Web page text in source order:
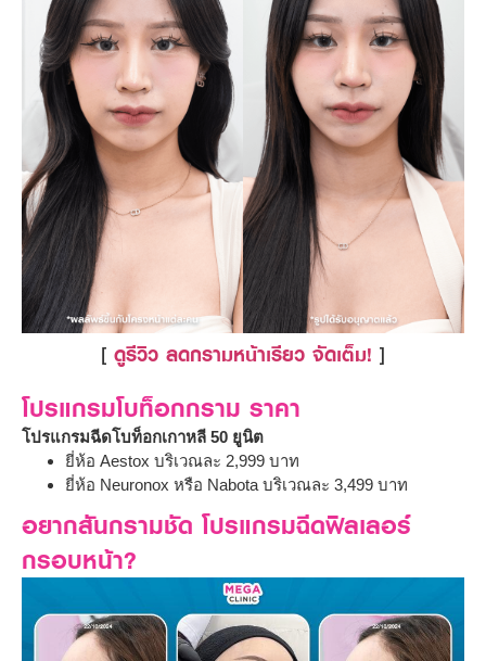
[ ดูรีวิว ลดกรามหน้าเรียว จัดเต็ม! ]
โปรแกรมโบท็อกกราม ราคา
โปรแกรมฉีดโบท็อกเกาหลี 50 ยูนิต
ยี่ห้อ Aestox บริเวณละ 2,999 บาท
ยี่ห้อ Neuronox หรือ Nabota บริเวณละ 3,499 บาท
อยากสันกรามชัด โปรแกรมฉีดฟิลเลอร์
กรอบหน้า?